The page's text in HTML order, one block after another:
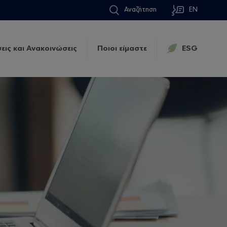
Αναζήτηση EN
και Ανακοινώσεις Ποιοι είμαστε ESG